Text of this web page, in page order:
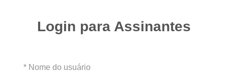
Login para Assinantes
* Nome do usuário